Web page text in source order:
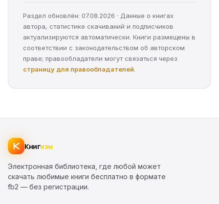
Раздел обновлён: 07.08.2026 · Данные о книгах
автора, статистике скачиваний и подписчиков
актуализируются автоматически. Книги размещены в
соответствии с законодательством об авторском
праве; правообладатели могут связаться через
страницу для правообладателей.
Книгизм
Электронная библиотека, где любой может
скачать любимые книги бесплатно в формате
fb2 — без регистрации.